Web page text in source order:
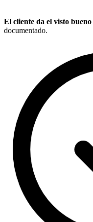
El cliente da el visto bueno
documentado.